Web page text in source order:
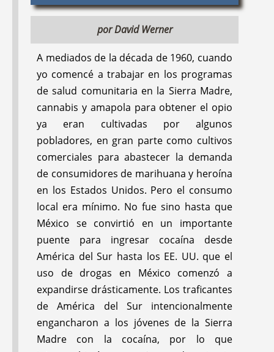
#14
WOMEN UNITE
AGAINST
DRUNKENESS:
Project Piaxtla
Updates; and
Announcing 'Helping
Health Workers Learn'
#13
SELF-SUFFICIENCY,
INTERNATIONALIZA
TION, AND CHILD-
TO-CHILD:
Major
Updates on Project
Piaxtla and the
Hesperian Foundation
Jan 1977
#12 Apr 1976
#11
por David Werner
A mediados de la década de 1960, cuando
yo comencé a trabajar en los programas
de salud comunitaria en la Sierra Madre,
cannabis y amapola para obtener el opio
ya eran cultivadas por algunos
pobladores, en gran parte como cultivos
comerciales para abastecer la demanda
de consumidores de marihuana y heroína
en los Estados Unidos. Pero el consumo
local era mínimo. No fue sino hasta que
México se convirtió en un importante
puente para ingresar cocaína desde
América del Sur hasta los EE. UU. que el
uso de drogas en México comenzó a
expandirse drásticamente. Los traficantes
de América del Sur intencionalmente
engancharon a los jóvenes de la Sierra
Madre con la cocaína, por lo que